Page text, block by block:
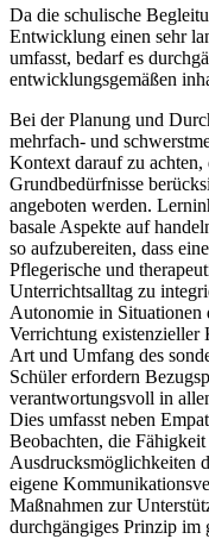
Da die schulische
Entwicklung einen sehr
umfasst, bedarf es
entwicklungsgemäßen
Bei der Planung und
mehrfach- und
Kontext darauf zu
Grundbedürfnisse
angeboten werden.
basale Aspekte auf
so aufzubereiten, dass
Pflegerische und
Unterrichtsalltag zu
Autonomie in Situationen
Verrichtung existenzieller
Art und Umfang des
Schüler erfordern
verantwortungsvoll in
Dies umfasst neben
Beobachten, die
Ausdrucksmöglichkeiten
eigene
Maßnahmen zur
durchgängiges Prinzip im